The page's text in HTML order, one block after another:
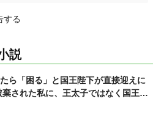
する
説
ら「困る」と国王陛下が直接迎えに
された私に、王太子ではなく国王陛
〜